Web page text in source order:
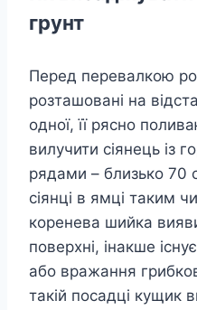
грунт
Перед перевалкою
розташовані на
одної, її рясно
вилучити сіянець із
рядами – близько 70
сіянці в ямці таким
коренева шийка
поверхні, інакше
або вражання
такій посадці кущик